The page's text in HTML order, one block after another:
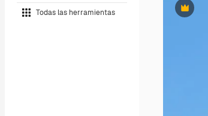
Todas las herramientas